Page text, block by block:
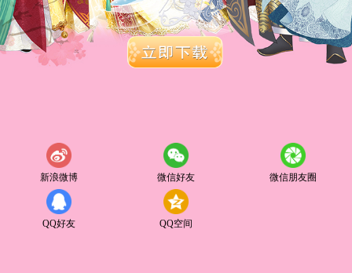
新浪微博 微信好友 微信朋友圈
QQ好友 QQ空间